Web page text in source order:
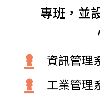
專班，並
資訊管理
工業管理